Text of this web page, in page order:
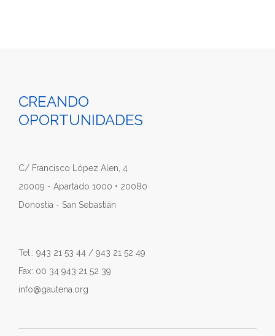
CREANDO
OPORTUNIDADES
C/ Francisco López Alen, 4
20009 - Apartado 1000 • 20080
Donostia - San Sebastián
Tel.: 943 21 53 44 / 943 21 52 49
Fax: 00 34 943 21 52 39
info@gautena.org